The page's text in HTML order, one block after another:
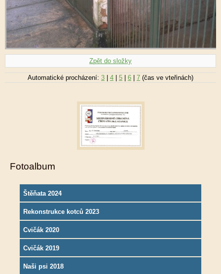
Zpět do složky
Automatické procházení: 3 4 5 6 7 (čas ve vteřinách)
Fotoalbum
Štěňata 2024
Rekonstrukce kotců 2023
Cvičák 2020
Cvičák 2019
Naši psi 2018